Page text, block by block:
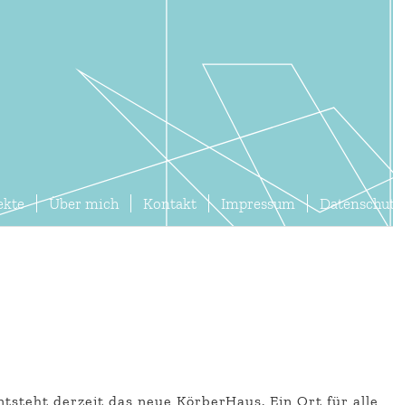
Über mich Kontakt Impressum
derzeit das neue KörberHaus. Ein Ort für alle